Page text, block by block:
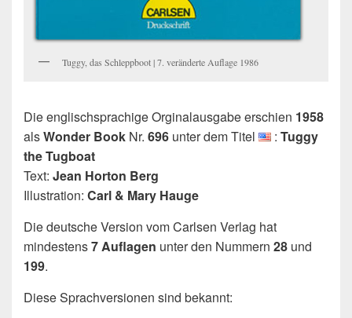
Tuggy, das Schleppboot | 7. veränderte Auflage 1986
Die englischsprachige Orginalausgabe erschien 1958
alsWonder Book Nr. 696 unter dem Titel : Tuggy
the Tugboat
Text: Jean Horton Berg
Illustration: Carl & Mary Hauge
Die deutsche Version vom Carlsen Verlag hat
mindestens7 Auflagen unter den Nummern 28 und
199.
Diese Sprachversionen sind bekannt: